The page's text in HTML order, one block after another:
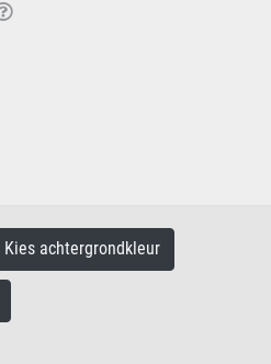
Kies achtergrondkleur